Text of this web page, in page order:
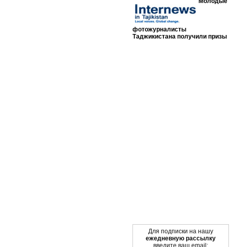
фотожурналисты
Таджикистана получили призы
Для подписки на нашу
ежедневную рассылку
введите ваш email: